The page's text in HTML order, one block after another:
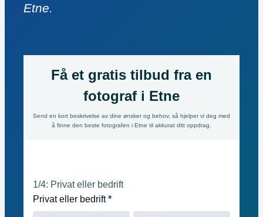
Etne.
Få et gratis tilbud fra en
fotograf i Etne
Send en kort beskrivelse av dine ønsker og behov, så hjelper vi deg med
å finne den beste fotografen i Etne til akkurat ditt oppdrag.
innhold
1/4: Privat eller bedrift
Privat eller bedrift*